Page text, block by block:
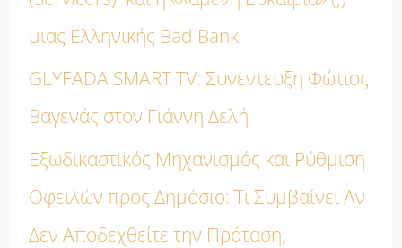
μιας Ελληνικής Bad Bank
GLYFADA SMART TV: Συνεντευξη Φώτιος
Βαγενάς στον Γιάννη Δελή
Εξωδικαστικός Μηχανισμός και Ρύθμιση
Οφειλών προς Δημόσιο: Τι Συμβαίνει Αν
Δεν Αποδεχθείτε την Πρόταση;